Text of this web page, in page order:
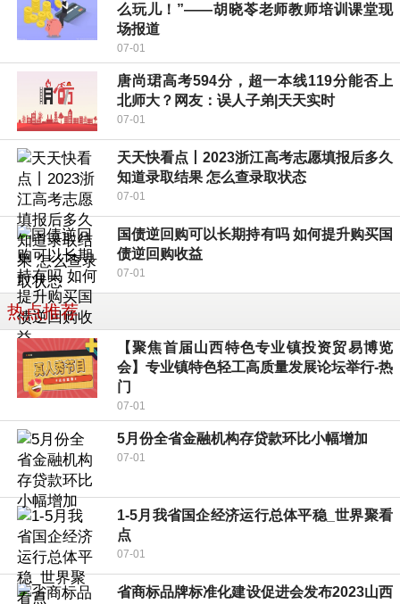
么玩儿！”——胡晓苓老师教师培训课堂现
场报道
07-01
唐尚珺高考594分，超一本线119分能否上
北师大？网友：误人子弟|天天实时
07-01
天天快看点丨2023浙江高考志愿填报后多久
知道录取结果 怎么查录取状态
07-01
国债逆回购可以长期持有吗 如何提升购买国
债逆回购收益
07-01
热点推荐
【聚焦首届山西特色专业镇投资贸易博览
会】专业镇特色轻工高质量发展论坛举行-热
门
07-01
5月份全省金融机构存贷款环比小幅增加
07-01
1-5月我省国企经济运行总体平稳_世界聚看
点
07-01
省商标品牌标准化建设促进会发布2023山西